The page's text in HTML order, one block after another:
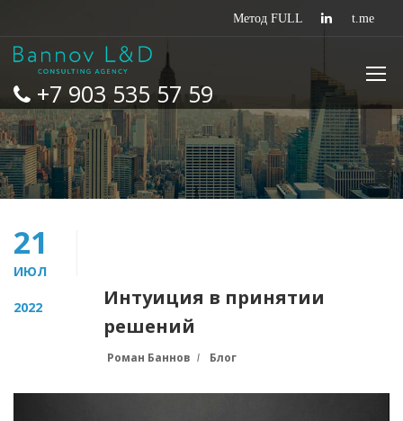
+7 903 535 57 59
21
ИЮЛ
2022
Интуиция в принятии
решений
Роман Баннов Блог